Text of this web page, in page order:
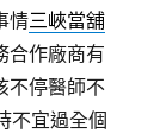
情三峽當舖
合作廠商有
不停醫師不
不宜過全個